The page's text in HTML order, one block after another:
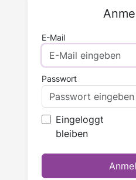
E-Mail
Passwort
Eingeloggt
bleiben